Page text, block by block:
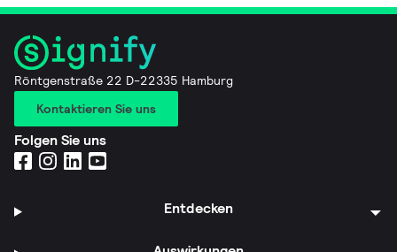
Röntgenstraße 22 D-22335 Hamburg
Kontaktieren Sie uns
Folgen Sie uns
Entdecken